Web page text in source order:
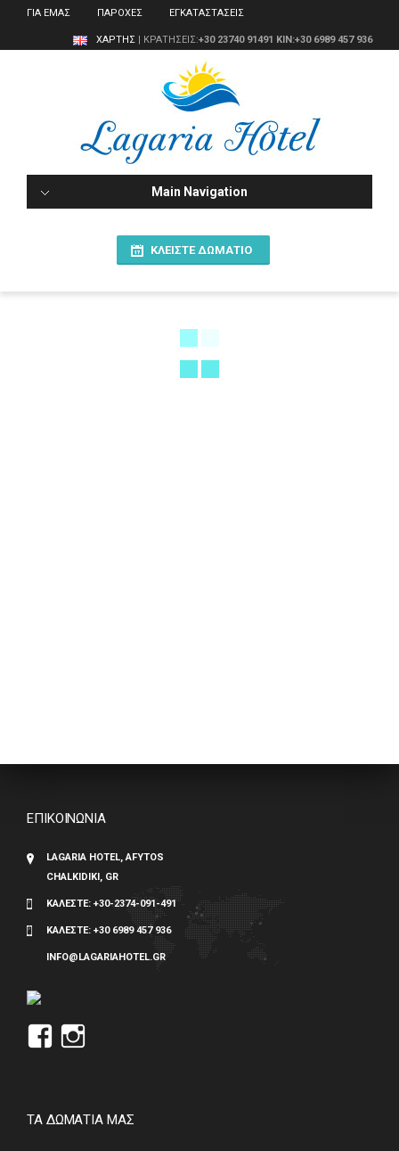
ΓΙΑ ΕΜΑΣ ΠΑΡΟΧΕΣ ΕΓΚΑΤΑΣΤΑΣΕΙΣ
ΧΑΡΤΗΣ | ΚΡΑΤΗΣΕΙΣ:+30 23740 91491 ΚΙΝ:+30 6989 457 936
Main Navigation
ΚΛΕΊΣΤΕ ΔΩΜΆΤΙΟ
ΕΠΙΚΟΙΝΩΝΙΑ
LAGARIA HOTEL, AFYTOS
CHALKIDIKI, GR
ΚΑΛΕΣΤΕ: +30-2374-091-491
ΚΑΛΕΣΤΕ: +30 6989 457 936
INFO@LAGARIAHOTEL.GR
Προβολή
Lagaria
lagaria_hotel
ΤΑ ΔΩΜΑΤΙΑ ΜΑΣ